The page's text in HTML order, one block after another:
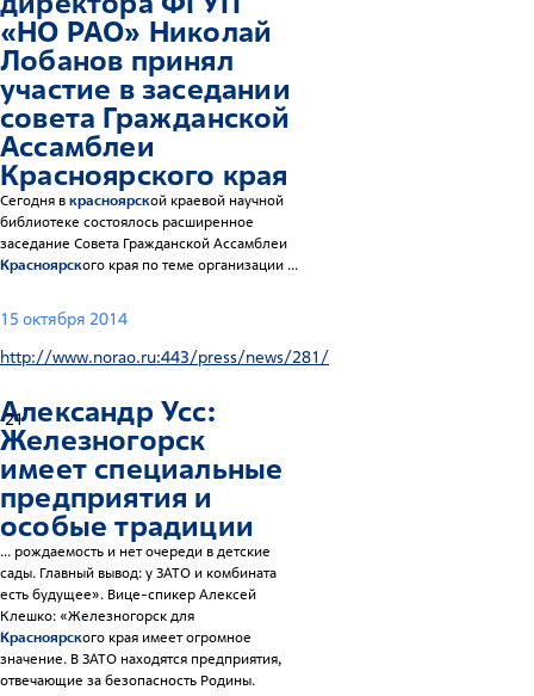
«НО РАО» Николай
Лобанов принял
участие в заседании
совета Гражданской
Ассамблеи
Красноярского края
Сегодня вкрасноярской краевой научной
библиотеке состоялось расширенное
заседание Совета Гражданской Ассамблеи
Красноярского края по теме организации ...
15 октября 2014
http://www.norao.ru:443/press/news/281/
21
Александр Усс:
Железногорск
имеет специальные
предприятия и
особые традиции
... рождаемость и нет очереди в детские
сады. Главный вывод: у ЗАТО и комбината
есть будущее». Вице-спикер Алексей
Клешко: «Железногорск для
Красноярского края имеет огромное
значение. В ЗАТО находятся предприятия,
отвечающие за безопасность Родины.